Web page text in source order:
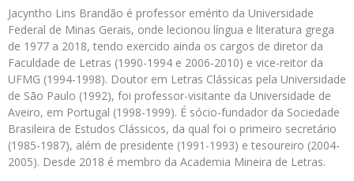
Jacyntho Lins Brandão é professor emérito da Universidade
Federal de Minas Gerais, onde lecionou língua e literatura grega
de 1977 a 2018, tendo exercido ainda os cargos de diretor da
Faculdade de Letras (1990-1994 e 2006-2010) e vice-reitor da
UFMG (1994-1998). Doutor em Letras Clássicas pela Universidade
de São Paulo (1992), foi professor-visitante da Universidade de
Aveiro, em Portugal (1998-1999). É sócio-fundador da Sociedade
Brasileira de Estudos Clássicos, da qual foi o primeiro secretário
(1985-1987), além de presidente (1991-1993) e tesoureiro (2004-
2005). Desde 2018 é membro da Academia Mineira de Letras.